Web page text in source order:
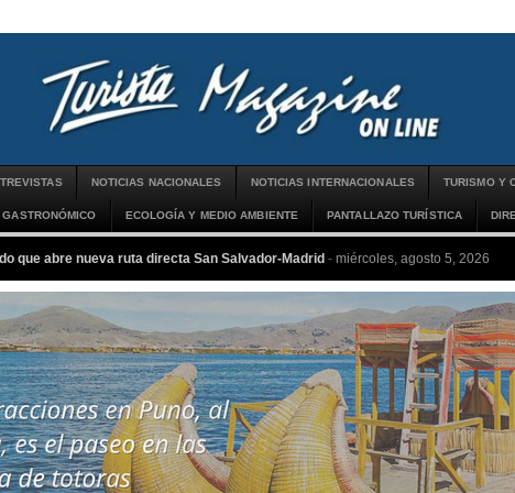
NOTICIAS NACIONALES NOTICIAS INTERNACIONALES TURISMO Y
ECOLOGÍA Y MEDIO AMBIENTE PANTALLAZO TURÍSTICA
que abre nueva ruta directa San Salvador-Madrid - miércoles, agosto 5, 2026